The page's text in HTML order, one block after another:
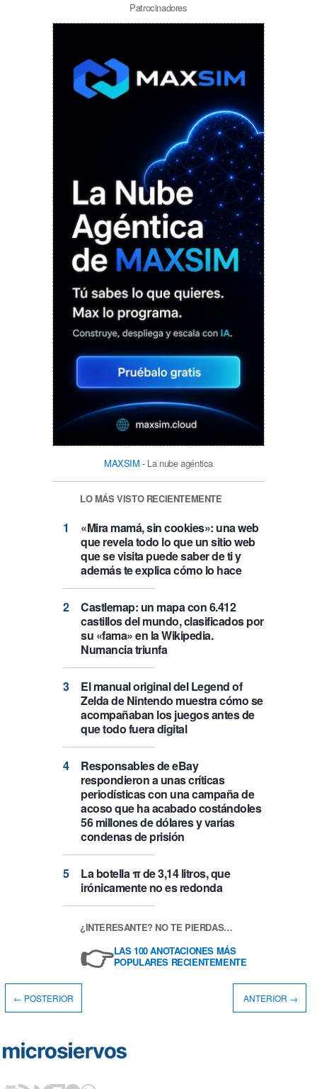
Patrocinadores
MAXSIM - La nube agéntica
LO MÁS VISTO RECIENTEMENTE
«Mira mamá, sin cookies»: una web
que revela todo lo que un sitio web
que se visita puede saber de ti y
además te explica cómo lo hace
Castlemap: un mapa con 6.412
castillos del mundo, clasificados por
su «fama» en la Wikipedia.
Numancia triunfa
El manual original del Legend of
Zelda de Nintendo muestra cómo se
acompañaban los juegos antes de
que todo fuera digital
Responsables de eBay
respondieron a unas críticas
periodísticas con una campaña de
acoso que ha acabado costándoles
56 millones de dólares y varias
condenas de prisión
La botella π de 3,14 litros, que
irónicamente no es redonda
¿INTERESANTE? NO TE PIERDAS…
👉LAS 100 ANOTACIONES MÁS
POPULARES RECIENTEMENTE
← POSTERIOR ANTERIOR →